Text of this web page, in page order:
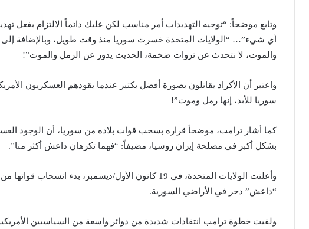
وتابع موضحاً: “توجيه التهديدات أمر مناسب لكن عليك دائماً الالتزام بفعل
أي شيء”… “الولايات المتحدة خسرت سوريا منذ وقت طويل، وبالإضافة
والموت، لا نتحدث عن ثروات ضخمة، الحديث يدور عن الرمل والموت”!
واعتبر أن الأكراد يقاتلون بصورة أفضل بكثير عندما يقودهم العسكريون
سوريا للأبد، إنها رمل وموت”!
كما أشار ترامب، موضحاً قراره بسحب قوات بلاده من سوريا، أن الوجود
بشكل أكبر في مصلحة إيران روسيا، مضيفاً: “فهما تكرهان داعش أكثر منا”.
وأعلنت الولايات المتحدة، في 19 كانون الأول/ديسمبر، بدء
“داعش” دحر في الأراضي السورية.
ولقيت خطوة ترامب انتقادات شديدة من دوائر واسعة من السياسيين